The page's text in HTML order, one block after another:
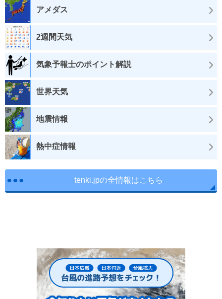
アメダス
2週間天気
気象予報士のポイント解説
世界天気
地震情報
熱中症情報
tenki.jpの全情報はこちら